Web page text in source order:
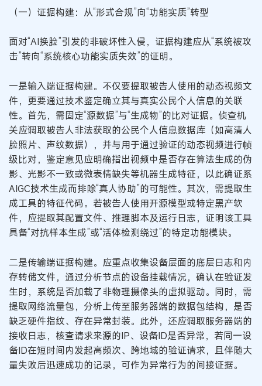
（一）证据构建：从“形式合规”向“功能实质”转型
面对“AI换脸”引发的非破坏性入侵，证据构建应从“系统被攻
击”转向“系统核心功能实质失效”的证明。
一是输入端证据构建。不仅要提取被告人使用的动态视频文
件，更要通过技术鉴定确立其与真实公民个人信息的关联
性。首先，需固定“源数据”与“生成物”的比对证据。侦查机
关应调取被告人非法获取的公民个人信息数据库（如高清人
脸照片、声纹数据），并与用于通过验证的动态视频进行帧
级比对，鉴定意见应明确指出视频中是否存在算法生成的伪
影、光影不一致或微表情缺失等机器生成特征，以此确证系
AIGC技术生成而排除“真人协助”的可能性。其次，需提取生
成工具的特征代码。若被告人使用开源模型或特定黑产软
件，应提取其配置文件、推理脚本及运行日志，证明该工具
具备“对抗样本生成”或“活体检测绕过”的特定功能模块。
二是传输端证据构建。应重点收集设备层面的底层日志和内
存转储文件，通过分析节点的设备挂载情况，确认在验证发
生时，系统是否加载了非物理摄像头的虚拟驱动。同时，需
提取网络流量包，分析上传至服务器端的数据包结构，是否
缺乏硬件指纹、存在异常封装。此外，还应调取服务器端的
接收日志，核查请求来源的IP、设备ID是否异常，若同一设
备ID在短时间内发起高频次、跨地域的验证请求，且伴随大
量失败后迅速成功的记录，可作为异常行为的间接证据。